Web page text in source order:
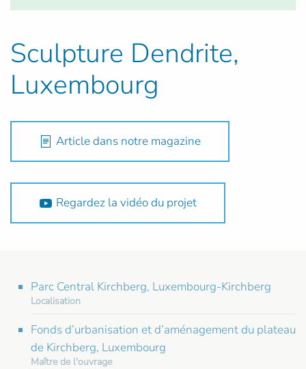
Sculpture Dendrite,
Luxembourg
Article dans notre magazine
Regardez la vidéo du projet
Parc Central Kirchberg, Luxembourg-Kirchberg
Localisation
Fonds d’urbanisation et d’aménagement du plateau
de Kirchberg, Luxembourg
Maître de l'ouvrage